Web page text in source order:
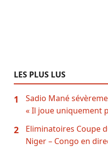
LES PLUS LUS
1
Sadio Mané
« Il joue uniquement
2
Eliminatoires Coupe
Niger – Congo en